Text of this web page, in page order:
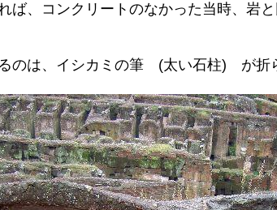
ば、コンクリートのなかった当時、岩
のは、イシカミの筆 (太い石柱) が折